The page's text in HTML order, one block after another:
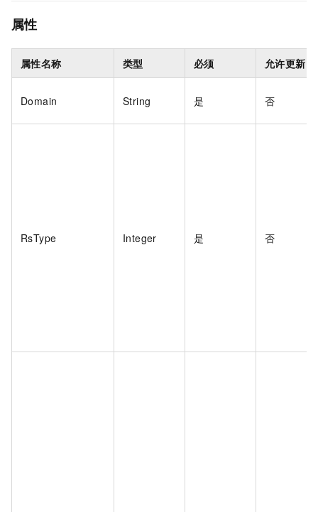
属性
属性名称 类型 必须 允许更新
Domain String 是 否
RsType Integer 是 否